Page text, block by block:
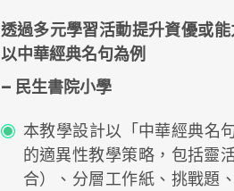
透過多元學習活動提升資優或
以中華經典名句為例
– 民生書院小學
本教學設計以「中華經典名
的適異性教學策略，包括靈
合）、分層工作紙、挑戰題